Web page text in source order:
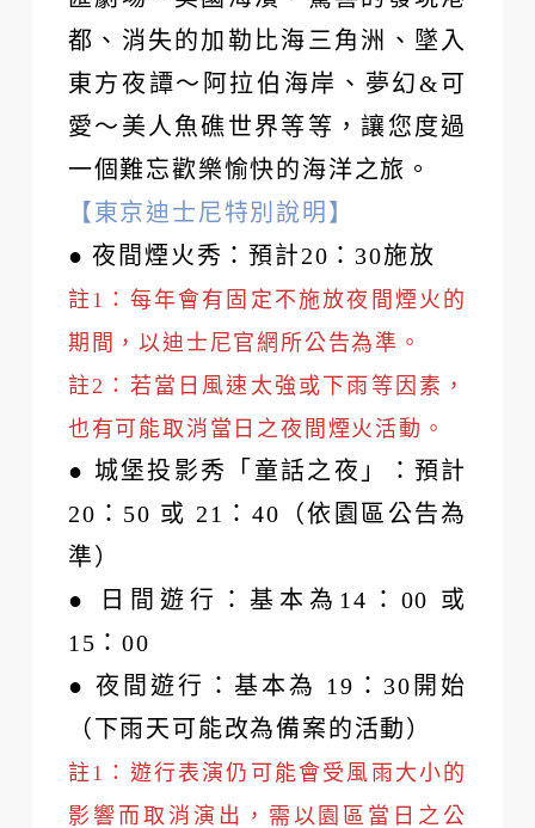
都、消失的加勒比海三角洲、墜入
東方夜譚～阿拉伯海岸、夢幻&可
愛～美人魚礁世界等等，讓您度過
一個難忘歡樂愉快的海洋之旅。
【東京迪士尼特別說明】
● 夜間煙火秀：預計20：30施放
註1：每年會有固定不施放夜間煙火的
期間，以迪士尼官網所公告為準。
註2：若當日風速太強或下雨等因素，
也有可能取消當日之夜間煙火活動。
● 城堡投影秀「童話之夜」：預計
20：50 或 21：40（依園區公告為
準）
● 日間遊行：基本為14：00 或
15：00
● 夜間遊行：基本為 19：30開始
（下雨天可能改為備案的活動）
註1：遊行表演仍可能會受風雨大小的
影響而取消演出，需以園區當日之公